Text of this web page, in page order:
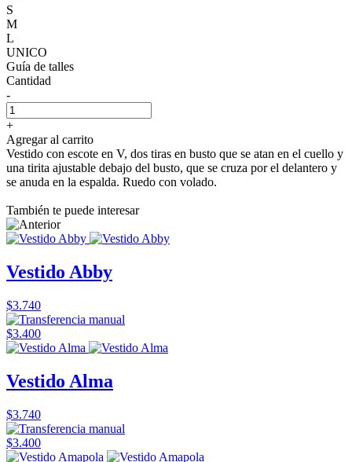
S
M
L
UNICO
Guía de talles
Cantidad
-
+
Agregar al carrito
Vestido con escote en V, dos tiras en busto que se atan en el cuello y
una tirita ajustable debajo del busto, que se cruza por el delantero y
se anuda en la espalda. Ruedo con volado.
También te puede interesar
Vestido Abby
$3.740
$3.400
Vestido Alma
$3.740
$3.400